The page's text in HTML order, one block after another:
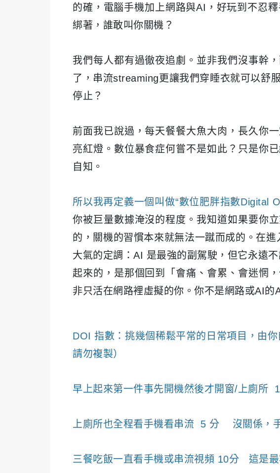
的確，電腦手機加上網路與AI，好玩到不忍
綁著，誰敢叫你關機？
我們每人都有過徹夜追劇。並非我們沒事幹
了，串流streaming更讓我們穿睡衣就可以舒
停止？
前面我已說過，每天餐餐大魚大肉，長久你
亮紅燈。數位暴食症何嘗不是如此？只是你
自知。
所以我再定義一個叫做“數位肥胖指數Digital
你被巨量數據淹沒的程度。我知道如果要你
的，關機的習慣本來就無法一蹴而成的。在
大氣的定調：AI 是最強的副駕駛，但它永遠
起來的，是那個回到「會痛、會累、會迷惘
非只活在網路裡虛擬的你。 你不是網路或AI的
DOI 指數：挑幾個稀鬆平常的日常項目，由
請勿複製）
早上起來第一件事先開機然後才開窗/上廁所
上廁所也全程看手機看串流 5 分 沒關係，
三餐吃飯一直看手機或串流視頻 10分 這是